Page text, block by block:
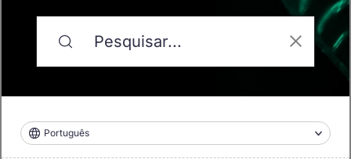
Português